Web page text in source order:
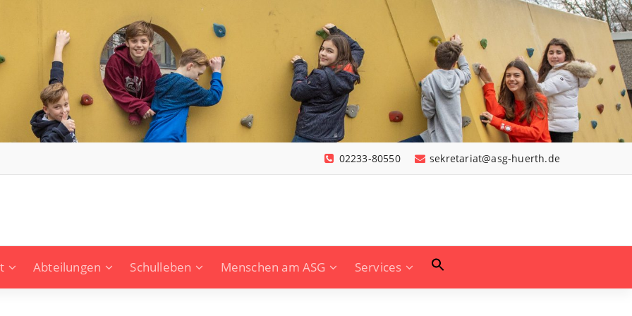
sekretariat@asg-huerth.de
02233-80550
Abteilungen Schulleben Menschen am ASG Services